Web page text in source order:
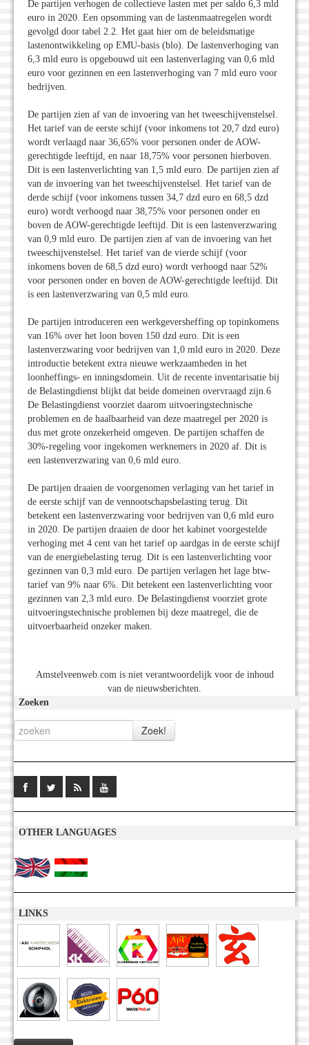
De partijen verhogen de collectieve lasten met per saldo 6,3 mld
euro in 2020. Een opsomming van de lastenmaatregelen wordt
gevolgd door tabel 2.2. Het gaat hier om de beleidsmatige
lastenontwikkeling op EMU-basis (blo). De lastenverhoging van
6,3 mld euro is opgebouwd uit een lastenverlaging van 0,6 mld
euro voor gezinnen en een lastenverhoging van 7 mld euro voor
bedrijven.
De partijen zien af van de invoering van het tweeschijvenstelsel.
Het tarief van de eerste schijf (voor inkomens tot 20,7 dzd euro)
wordt verlaagd naar 36,65% voor personen onder de AOW-
gerechtigde leeftijd, en naar 18,75% voor personen hierboven.
Dit is een lastenverlichting van 1,5 mld euro. De partijen zien af
van de invoering van het tweeschijvenstelsel. Het tarief van de
derde schijf (voor inkomens tussen 34,7 dzd euro en 68,5 dzd
euro) wordt verhoogd naar 38,75% voor personen onder en
boven de AOW-gerechtigde leeftijd. Dit is een lastenverzwaring
van 0,9 mld euro. De partijen zien af van de invoering van het
tweeschijvenstelsel. Het tarief van de vierde schijf (voor
inkomens boven de 68,5 dzd euro) wordt verhoogd naar 52%
voor personen onder en boven de AOW-gerechtigde leeftijd. Dit
is een lastenverzwaring van 0,5 mld euro.
De partijen introduceren een werkgeversheffing op topinkomens
van 16% over het loon boven 150 dzd euro. Dit is een
lastenverzwaring voor bedrijven van 1,0 mld euro in 2020. Deze
introductie betekent extra nieuwe werkzaamheden in het
loonheffings- en inningsdomein. Uit de recente inventarisatie bij
de Belastingdienst blijkt dat beide domeinen overvraagd zijn.6
De Belastingdienst voorziet daarom uitvoeringstechnische
problemen en de haalbaarheid van deze maatregel per 2020 is
dus met grote onzekerheid omgeven. De partijen schaffen de
30%-regeling voor ingekomen werknemers in 2020 af. Dit is
een lastenverzwaring van 0,6 mld euro.
De partijen draaien de voorgenomen verlaging van het tarief in
de eerste schijf van de vennootschapsbelasting terug. Dit
betekent een lastenverzwaring voor bedrijven van 0,6 mld euro
in 2020. De partijen draaien de door het kabinet voorgestelde
verhoging met 4 cent van het tarief op aardgas in de eerste schijf
van de energiebelasting terug. Dit is een lastenverlichting voor
gezinnen van 0,3 mld euro. De partijen verlagen het lage btw-
tarief van 9% naar 6%. Dit betekent een lastenverlichting voor
gezinnen van 2,3 mld euro. De Belastingdienst voorziet grote
uitvoeringstechnische problemen bij deze maatregel, die de
uitvoerbaarheid onzeker maken.
Amstelveenweb.com is niet verantwoordelijk voor de inhoud
van de nieuwsberichten.
Zoeken
OTHER LANGUAGES
LINKS